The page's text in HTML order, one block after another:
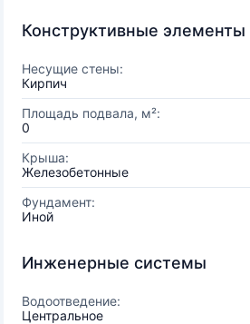
Конструктивные элементы
Несущие стены:
Кирпич
Площадь подвала, м²:
0
Крыша:
Железобетонные
Фундамент:
Иной
Инженерные системы
Водоотведение:
Центральное